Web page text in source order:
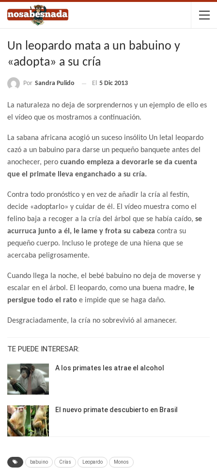
Un leopardo mata a un babuino y
«adopta» a su cría
Por Sandra Pulido El 5 Dic 2013
La naturaleza no deja de sorprendernos y un ejemplo de ello es
el vídeo que os mostramos a continuación.
La sabana africana acogió un suceso insólito Un letal leopardo
cazó a un babuino para darse un pequeño banquete antes del
anochecer, pero cuando empieza a devorarle se da cuenta
que el primate lleva enganchado a su cría.
Contra todo pronóstico y en vez de añadir la cría al festín,
decide «adoptarlo» y cuidar de él. El vídeo muestra como el
felino baja a recoger a la cría del árbol que se había caído, se
acurruca junto a él, le lame y frota su cabeza contra su
pequeño cuerpo. Incluso le protege de una hiena que se
acercaba peligrosamente.
Cuando llega la noche, el bebé babuino no deja de moverse y
escalar en el árbol. El leopardo, como una buena madre, le
persigue todo el rato e impide que se haga daño.
Desgraciadamente, la cría no sobrevivió al amanecer.
TE PUEDE INTERESAR:
A los primates les atrae el alcohol
El nuevo primate descubierto en Brasil
babuino Crías Leopardo Monos